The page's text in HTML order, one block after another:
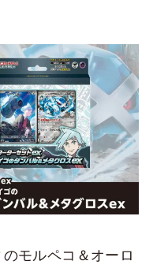
モルペコ＆オーロ